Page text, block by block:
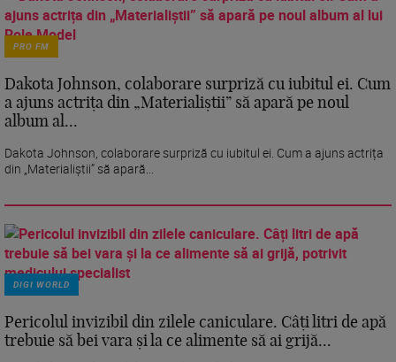
PRO FM
Dakota Johnson, colaborare surpriză cu iubitul ei. Cum
a ajuns actrița din „Materialiștii” să apară pe noul
album al...
Dakota Johnson, colaborare surpriză cu iubitul ei. Cum a ajuns actrița
din „Materialiștii” să apară...
DIGI WORLD
Pericolul invizibil din zilele caniculare. Câți litri de apă
trebuie să bei vara și la ce alimente să ai grijă...